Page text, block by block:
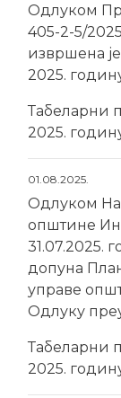
Одлуком
405-2-5/
извршена
2025.
Табеларни
2025.
01.08.2025.
Одлуком
општине
31.07.2025.
допуна
управе
Одлуку
Табеларни
2025.